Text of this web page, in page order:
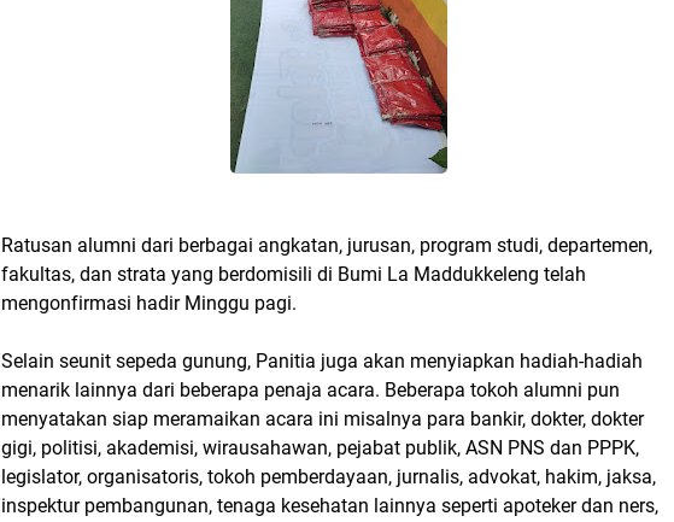
Ratusan alumni dari berbagai angkatan, jurusan, program studi, departemen,
fakultas, dan strata yang berdomisili di Bumi La Maddukkeleng telah
mengonfirmasi hadir Minggu pagi.
Selain seunit sepeda gunung, Panitia juga akan menyiapkan hadiah-hadiah
menarik lainnya dari beberapa penaja acara. Beberapa tokoh alumni pun
menyatakan siap meramaikan acara ini misalnya para bankir, dokter, dokter
gigi, politisi, akademisi, wirausahawan, pejabat publik, ASN PNS dan PPPK,
legislator, organisatoris, tokoh pemberdayaan, jurnalis, advokat, hakim, jaksa,
inspektur pembangunan, tenaga kesehatan lainnya seperti apoteker dan ners,